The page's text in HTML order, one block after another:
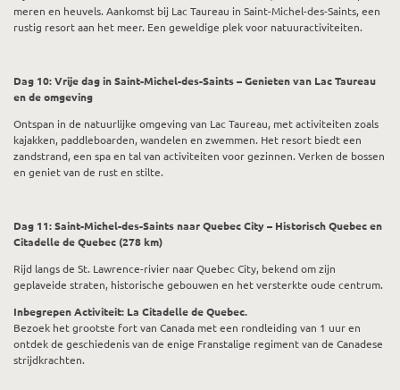
meren en heuvels. Aankomst bij Lac Taureau in Saint-Michel-des-Saints, een
rustig resort aan het meer. Een geweldige plek voor natuuractiviteiten.
Dag 10: Vrije dag in Saint-Michel-des-Saints – Genieten van Lac Taureau
en de omgeving
Ontspan in de natuurlijke omgeving van Lac Taureau, met activiteiten zoals
kajakken, paddleboarden, wandelen en zwemmen. Het resort biedt een
zandstrand, een spa en tal van activiteiten voor gezinnen. Verken de bossen
en geniet van de rust en stilte.
Dag 11: Saint-Michel-des-Saints naar Quebec City – Historisch Quebec en
Citadelle de Quebec (278 km)
Rijd langs de St. Lawrence-rivier naar Quebec City, bekend om zijn
geplaveide straten, historische gebouwen en het versterkte oude centrum.
Inbegrepen Activiteit: La Citadelle de Quebec.
Bezoek het grootste fort van Canada met een rondleiding van 1 uur en
ontdek de geschiedenis van de enige Franstalige regiment van de Canadese
strijdkrachten.